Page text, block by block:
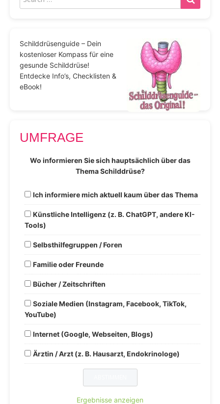
Schilddrüsenguide – Dein
kostenloser Kompass für eine
gesunde Schilddrüse!
Entdecke Info’s, Checklisten &
eBook!
UMFRAGE
Wo informieren Sie sich hauptsächlich über das
Thema Schilddrüse?
Ich informiere mich aktuell kaum über das Thema
Künstliche Intelligenz (z. B. ChatGPT, andere KI-
Tools)
Selbsthilfegruppen / Foren
Familie oder Freunde
Bücher / Zeitschriften
Soziale Medien (Instagram, Facebook, TikTok,
YouTube)
Internet (Google, Webseiten, Blogs)
Ärztin / Arzt (z. B. Hausarzt, Endokrinologe)
Ergebnisse anzeigen